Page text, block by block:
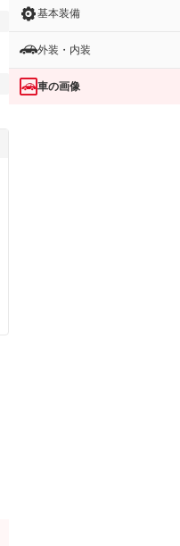
基本装備
外装・内装
車の画像